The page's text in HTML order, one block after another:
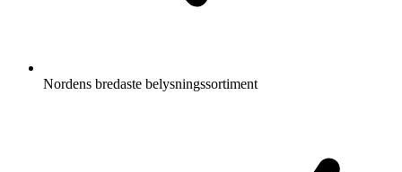
Nordens bredaste belysningssortiment